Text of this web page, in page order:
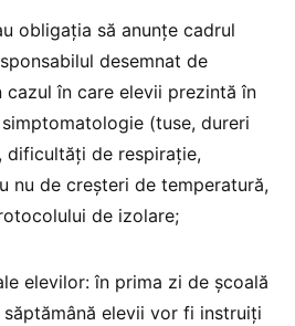
obligaţia să anunţe cadrul
desemnat de
în care elevii prezintă în
(tuse, dureri
dificultăţi de respiraţie,
nu de creşteri de temperatură,
de izolare;
elevilor: în prima zi de şcoală
elevii vor fi instruiţi